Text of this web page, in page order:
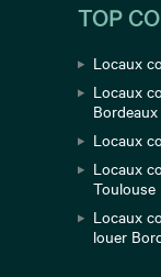
TOP
Locaux
Locaux
Bordeaux
Locaux
Locaux
Toulouse
Locaux
louer